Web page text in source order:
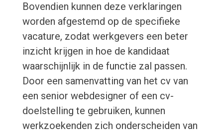
Bovendien kunnen deze verklaringen
worden afgestemd op de specifieke
vacature, zodat werkgevers een beter
inzicht krijgen in hoe de kandidaat
waarschijnlijk in de functie zal passen.
Door een samenvatting van het cv van
een senior webdesigner of een cv-
doelstelling te gebruiken, kunnen
werkzoekenden zich onderscheiden van